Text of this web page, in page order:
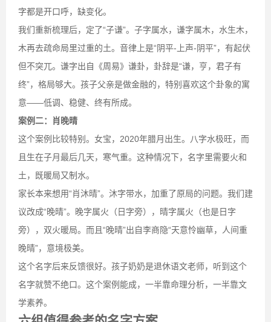
字都是开口呼，缺变化。
我们重新梳理后，定了“子谦”。子字属水，谦字属木，水生木，
木再去疏命局里过重的土。音律上是“阴平-上声-阴平”，有起伏
但不突兀。谦字出自《周易》谦卦，卦辞是“谦，亨，君子有
终”，格局够大。孩子父亲是做金融的，特别喜欢这个卦象的寓
意——低调、稳健、终有所成。
案例二：肖晚晴
这个案例比较特别。女宝，2020年腊月出生。八字水极旺，而
且生在子月最后几天，寒气重。这种情况下，名字里需要火和
土，既暖局又制水。
家长本来想用“肖沐晴”。沐字带水，加重了原局的问题。我们建
议改成“晚晴”。晚字属火（日字旁），晴字属火（也是日字
旁），双火暖局。而且“晚晴”出自李商隐“天意怜幽草，人间重
晚晴”，意境极美。
这个名字后来反馈很好。孩子奶奶是退休语文老师，听到这个
名字就赞不绝口。这个案例能成，一半靠命理分析，一半靠文
学素养。